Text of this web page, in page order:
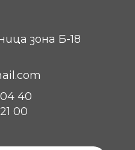
зона Б-18
40
00